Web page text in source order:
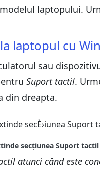
laptopului.
laptopul cu
sau
Suport tactil.
din dreapta.
atunci când este